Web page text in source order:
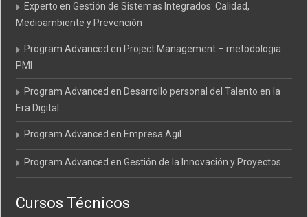
Experto en Gestión de Sistemas Integrados: Calidad,
Medioambiente y Prevención
Program Advanced en Project Management – metodologia
PMI
Program Advanced en Desarrollo personal del Talento en la
Era Digital
Program Advanced en Empresa Agil
Program Advanced en Gestión de la Innovación y Proyectos
Cursos Técnicos